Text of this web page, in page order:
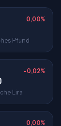
0,00%
Pfund
-0,02%
Lira
0,00%